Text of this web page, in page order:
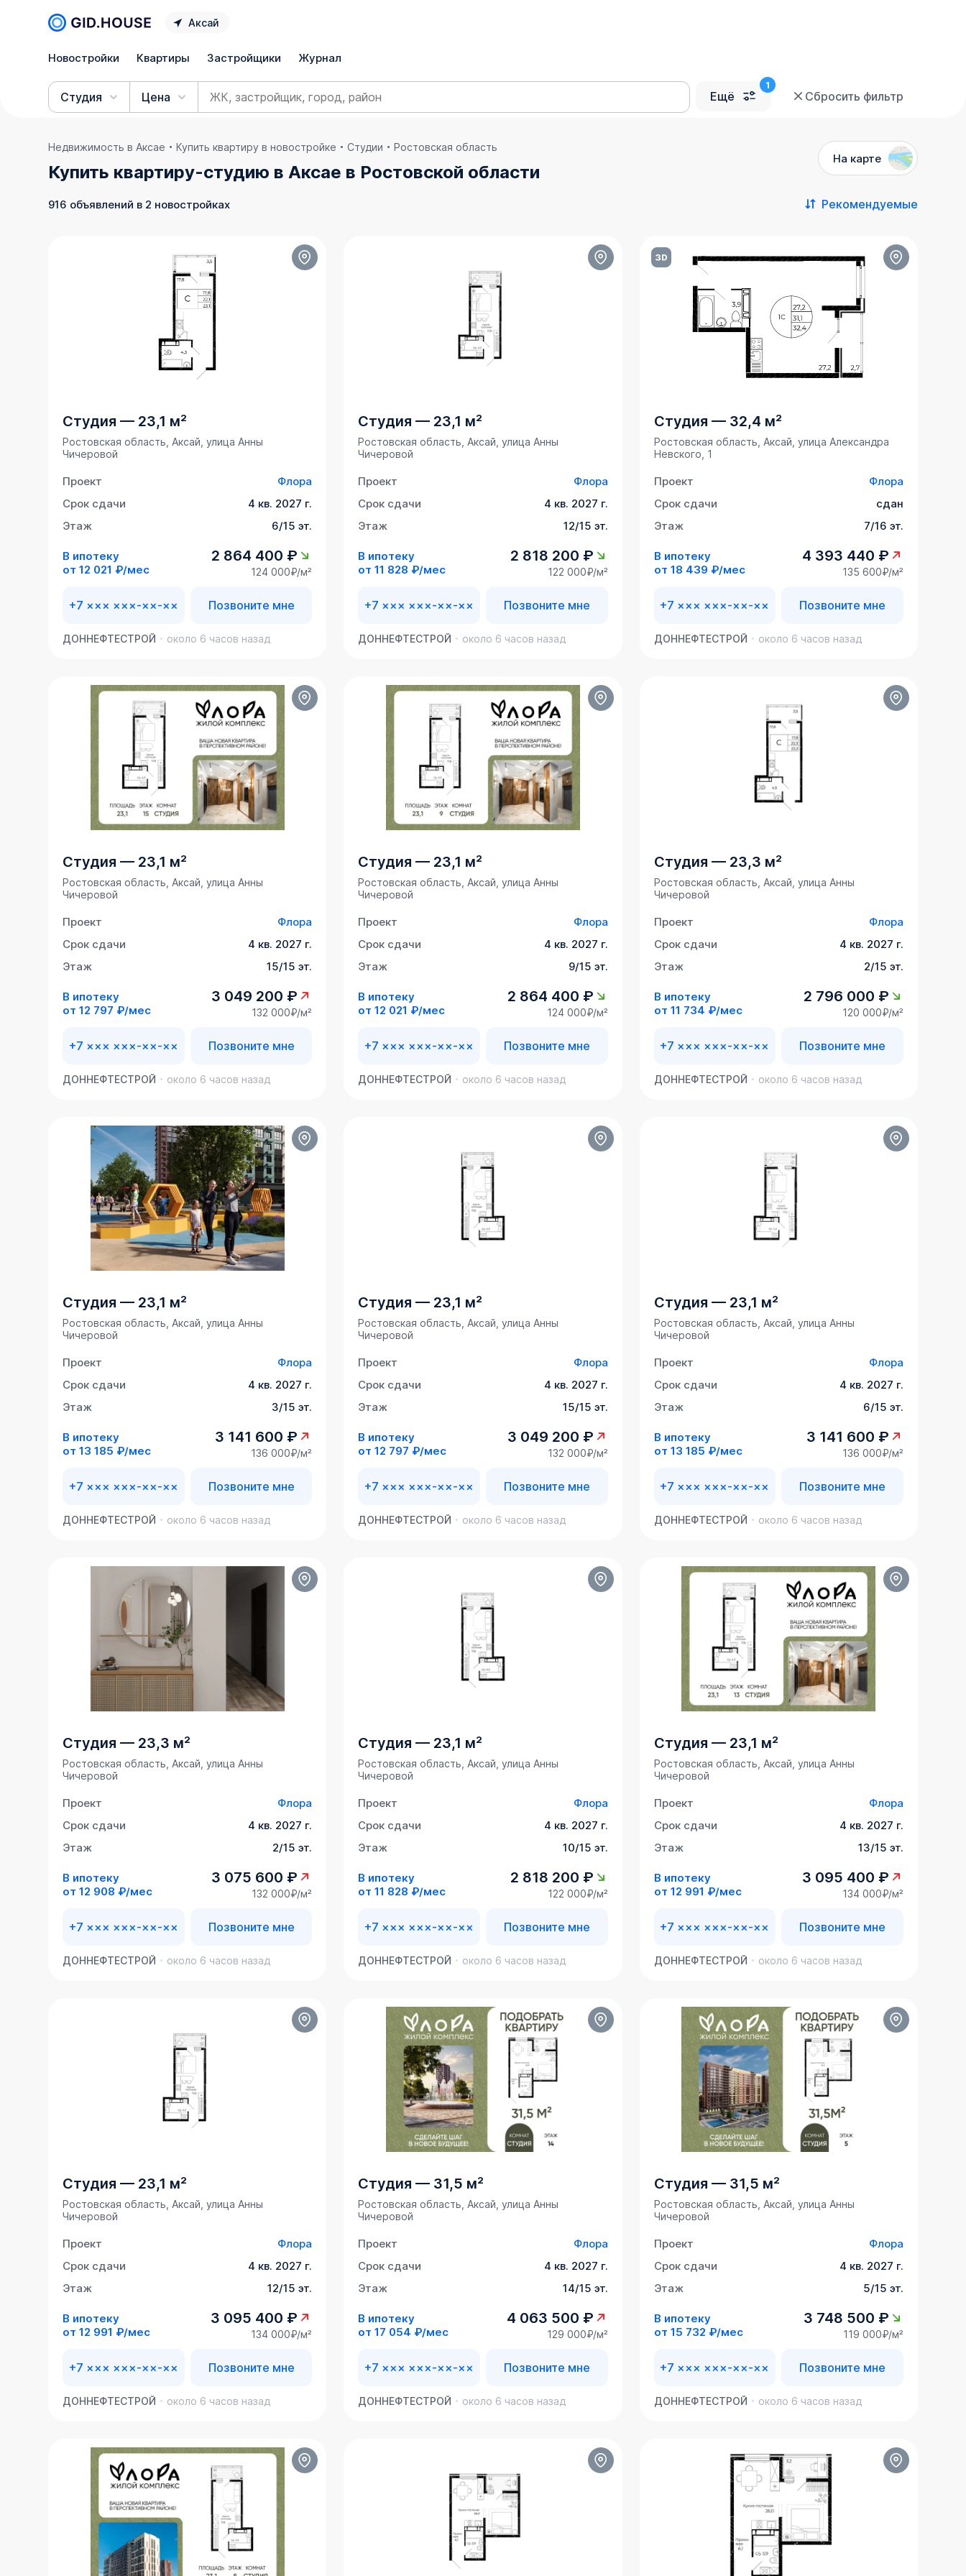
Аксай
Новостройки Квартиры Застройщики Журнал
Студия Цена Ещё Сбросить фильтр
Недвижимость в Аксае Купить квартиру в новостройке Студии Ростовская область
Купить квартиру-студию в Аксае в Ростовской области
На карте
916 объявлений в 2 новостройках Рекомендуемые
Студия — 23,1 м²
Ростовская область, Аксай, улица Анны
Чичеровой
Проект
Флора
Срок сдачи
4 кв. 2027 г.
Этаж
6/15 эт.
В ипотеку
от12 021 ₽/мес
2 864 400 ₽
124 000₽/м²
+7 ××× ×××-××-×× Позвоните мне
ДОННЕФТЕСТРОЙ около 6 часов назад
Студия — 23,1 м²
Ростовская область, Аксай, улица Анны
Чичеровой
Проект
Флора
Срок сдачи
4 кв. 2027 г.
Этаж
12/15 эт.
В ипотеку
от11 828 ₽/мес
2 818 200 ₽
122 000₽/м²
+7 ××× ×××-××-×× Позвоните мне
ДОННЕФТЕСТРОЙ около 6 часов назад
Студия — 32,4 м²
Ростовская область, Аксай, улица Александра
Невского, 1
Проект
Флора
Срок сдачи
сдан
Этаж
7/16 эт.
В ипотеку
от 18 439 ₽/мес
4 393 440 ₽
135 600₽/м²
+7 ××× ×××-××-×× Позвоните мне
ДОННЕФТЕСТРОЙ около 6 часов назад
Студия — 23,1 м²
Ростовская область, Аксай, улица Анны
Чичеровой
Проект
Флора
Срок сдачи
4 кв. 2027 г.
Этаж
15/15 эт.
В ипотеку
от12 797 ₽/мес
3 049 200 ₽
132 000₽/м²
+7 ××× ×××-××-×× Позвоните мне
ДОННЕФТЕСТРОЙ около 6 часов назад
Студия — 23,1 м²
Ростовская область, Аксай, улица Анны
Чичеровой
Проект
Флора
Срок сдачи
4 кв. 2027 г.
Этаж
9/15 эт.
В ипотеку
от12 021 ₽/мес
2 864 400 ₽
124 000₽/м²
+7 ××× ×××-××-×× Позвоните мне
ДОННЕФТЕСТРОЙ около 6 часов назад
Студия — 23,3 м²
Ростовская область, Аксай, улица Анны
Чичеровой
Проект
Флора
Срок сдачи
4 кв. 2027 г.
Этаж
2/15 эт.
В ипотеку
от 11 734 ₽/мес
2 796 000 ₽
120 000₽/м²
+7 ××× ×××-××-×× Позвоните мне
ДОННЕФТЕСТРОЙ около 6 часов назад
Студия — 23,1 м²
Ростовская область, Аксай, улица Анны
Чичеровой
Проект
Флора
Срок сдачи
4 кв. 2027 г.
Этаж
3/15 эт.
В ипотеку
от13 185 ₽/мес
3 141 600 ₽
136 000₽/м²
+7 ××× ×××-××-×× Позвоните мне
ДОННЕФТЕСТРОЙ около 6 часов назад
Студия — 23,1 м²
Ростовская область, Аксай, улица Анны
Чичеровой
Проект
Флора
Срок сдачи
4 кв. 2027 г.
Этаж
15/15 эт.
В ипотеку
от12 797 ₽/мес
3 049 200 ₽
132 000₽/м²
+7 ××× ×××-××-×× Позвоните мне
ДОННЕФТЕСТРОЙ около 6 часов назад
Студия — 23,1 м²
Ростовская область, Аксай, улица Анны
Чичеровой
Проект
Флора
Срок сдачи
4 кв. 2027 г.
Этаж
6/15 эт.
В ипотеку
от 13 185 ₽/мес
3 141 600 ₽
136 000₽/м²
+7 ××× ×××-××-×× Позвоните мне
ДОННЕФТЕСТРОЙ около 6 часов назад
Студия — 23,3 м²
Ростовская область, Аксай, улица Анны
Чичеровой
Проект
Флора
Срок сдачи
4 кв. 2027 г.
Этаж
2/15 эт.
В ипотеку
от12 908 ₽/мес
3 075 600 ₽
132 000₽/м²
+7 ××× ×××-××-×× Позвоните мне
ДОННЕФТЕСТРОЙ около 6 часов назад
Студия — 23,1 м²
Ростовская область, Аксай, улица Анны
Чичеровой
Проект
Флора
Срок сдачи
4 кв. 2027 г.
Этаж
10/15 эт.
В ипотеку
от11 828 ₽/мес
2 818 200 ₽
122 000₽/м²
+7 ××× ×××-××-×× Позвоните мне
ДОННЕФТЕСТРОЙ около 6 часов назад
Студия — 23,1 м²
Ростовская область, Аксай, улица Анны
Чичеровой
Проект
Флора
Срок сдачи
4 кв. 2027 г.
Этаж
13/15 эт.
В ипотеку
от 12 991 ₽/мес
3 095 400 ₽
134 000₽/м²
+7 ××× ×××-××-×× Позвоните мне
ДОННЕФТЕСТРОЙ около 6 часов назад
Студия — 23,1 м²
Ростовская область, Аксай, улица Анны
Чичеровой
Проект
Флора
Срок сдачи
4 кв. 2027 г.
Этаж
12/15 эт.
В ипотеку
от12 991 ₽/мес
3 095 400 ₽
134 000₽/м²
+7 ××× ×××-××-×× Позвоните мне
ДОННЕФТЕСТРОЙ около 6 часов назад
Студия — 31,5 м²
Ростовская область, Аксай, улица Анны
Чичеровой
Проект
Флора
Срок сдачи
4 кв. 2027 г.
Этаж
14/15 эт.
В ипотеку
от17 054 ₽/мес
4 063 500 ₽
129 000₽/м²
+7 ××× ×××-××-×× Позвоните мне
ДОННЕФТЕСТРОЙ около 6 часов назад
Студия — 31,5 м²
Ростовская область, Аксай, улица Анны
Чичеровой
Проект
Флора
Срок сдачи
4 кв. 2027 г.
Этаж
5/15 эт.
В ипотеку
от 15 732 ₽/мес
3 748 500 ₽
119 000₽/м²
+7 ××× ×××-××-×× Позвоните мне
ДОННЕФТЕСТРОЙ около 6 часов назад